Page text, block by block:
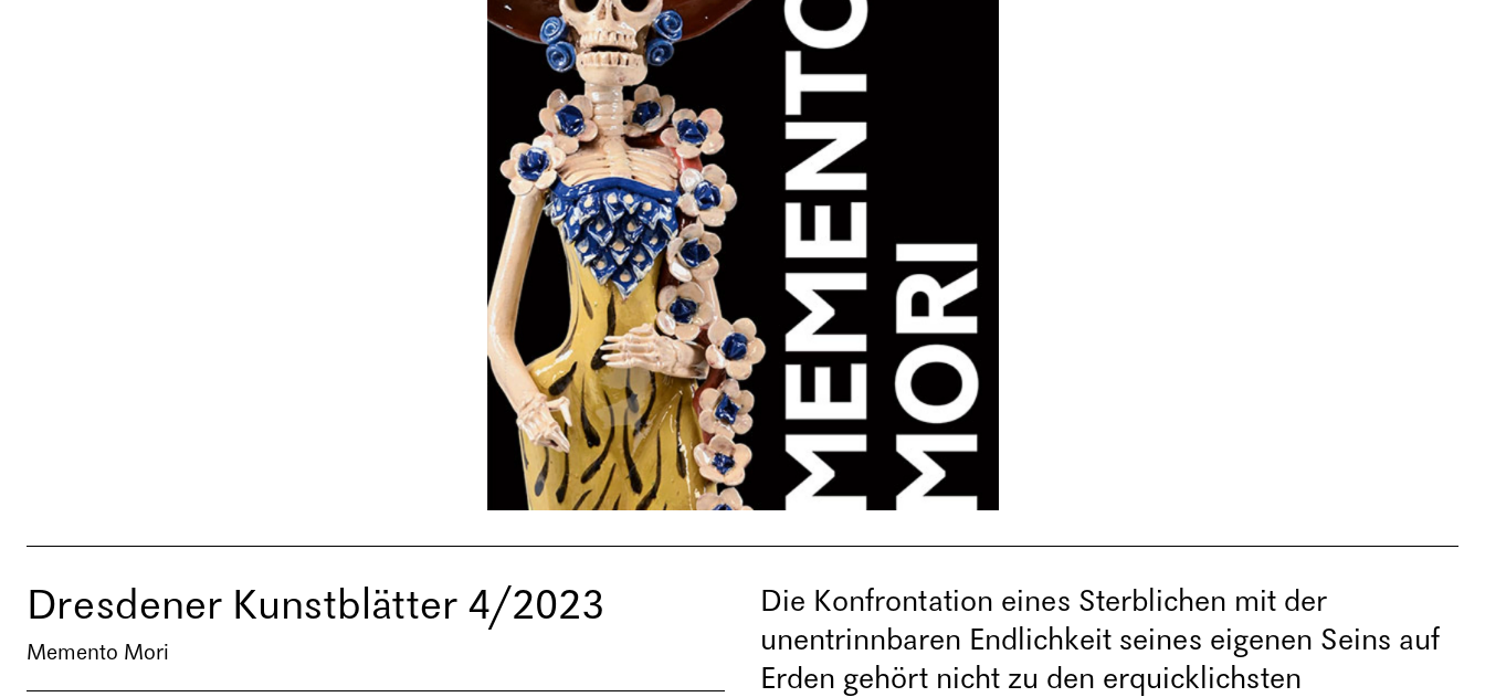
Dresdener Kunstblätter 4/2023
Memento Mori
Die Konfrontation eines Sterblichen mit der
unentrinnbaren Endlichkeit seines eigenen Seins auf
Erden gehört nicht zu den erquicklichsten